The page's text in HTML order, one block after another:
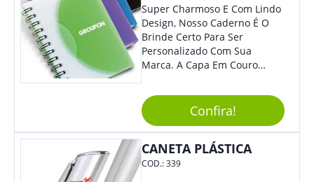
Super Charmoso E Com Lindo
Design, Nosso Caderno É O
Brinde Certo Para Ser
Personalizado Com Sua
Marca. A Capa Em Couro
Elástico Permite Maior
Segurança Ao Carregá-Lo.
Ofereça A Seus Clientes E
Colaboradores, Sem Dúvidas
Eles Irão Adorar.
Confira!
CANETA PLÁSTICA
COD.:339